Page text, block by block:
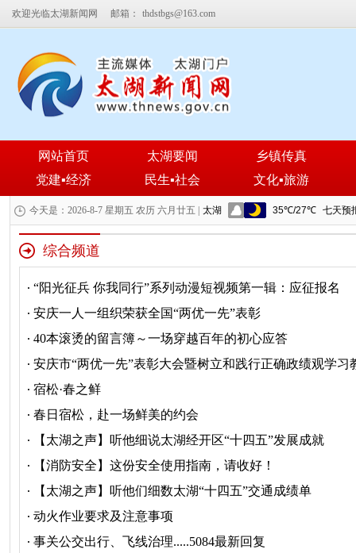
欢迎光临太湖新闻网 邮箱： thdstbgs@163.com
网站首页 太湖要闻
乡镇传真
党建▪经济
民生▪社会 文化▪旅游
今天是：2026-8-7 星期五 农历 六月廿五 |
综合频道
“阳光征兵 你我同行”系列动漫短视频第一辑：应征报名
安庆一人一组织荣获全国“两优一先”表彰
40本滚烫的留言簿～一场穿越百年的初心应答
安庆市“两优一先”表彰大会暨树立和践行正确政绩观学习
宿松·春之鲜
春日宿松，赴一场鲜美的约会
【太湖之声】听他细说太湖经开区“十四五”发展成就
【消防安全】这份安全使用指南，请收好！
【太湖之声】听他们细数太湖“十四五”交通成绩单
动火作业要求及注意事项
事关公交出行、飞线治理.....5084最新回复